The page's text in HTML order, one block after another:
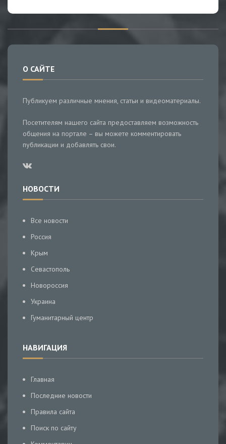
О САЙТЕ
Публикуем различные мнения, статьи и видеоматериалы.
Посетителям нашего сайта предоставляем возможность
общения на портале – вы можете комментировать
публикации и добавлять свои.
НОВОСТИ
Все новости
Россия
Крым
Севастополь
Новороссия
Украина
Гуманитарный центр
НАВИГАЦИЯ
Главная
Последние новости
Правила сайта
Поиск по сайту